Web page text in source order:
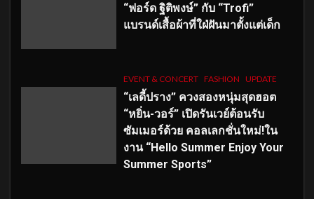
“ฟอร์ด ฐิติพงษ์” กับ “Trofi”
แบรนด์เสื้อผ้าที่ใฝ่ฝันมาตั้งแต่เด็ก
EVENT & CONCERT FASHION UPDATE
“เลดี้ปราง” ควงสองหนุ่มสุดฮอต
“หยิ่น-วอร์” เปิดรันเวย์ต้อนรับ
ซัมเมอร์ด้วย คอลเลกชั่นใหม่!ใน
งาน “Hello Summer Enjoy Your
Summer Sports”